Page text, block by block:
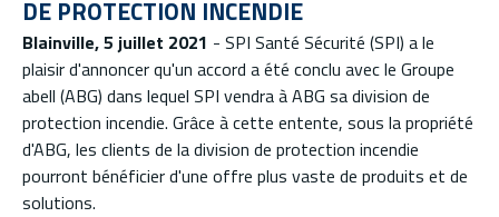
DE PROTECTION INCENDIE
Blainville, 5 juillet 2021 - SPI Santé Sécurité (SPI) a le
plaisir d'annoncer qu'un accord a été conclu avec le Groupe
abell (ABG) dans lequel SPI vendra à ABG sa division de
protection incendie. Grâce à cette entente, sous la propriété
d'ABG, les clients de la division de protection incendie
pourront bénéficier d'une offre plus vaste de produits et de
solutions.